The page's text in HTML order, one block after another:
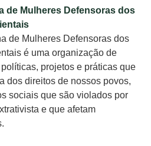
de Mulheres Defensoras dos
de Mulheres Defensoras dos
é uma organização de
projetos e práticas que
dos direitos de nossos povos,
sociais que são violados por
e que afetam